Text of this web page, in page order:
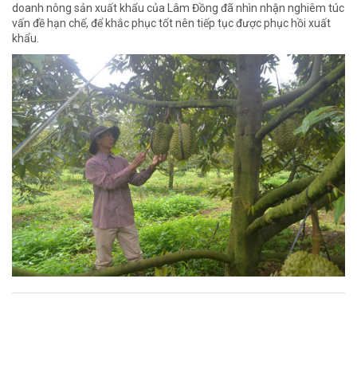
doanh nông sản xuất khẩu của Lâm Đồng đã nhìn nhận nghiêm túc
vấn đề hạn chế, để khắc phục tốt nên tiếp tục được phục hồi xuất
khẩu.